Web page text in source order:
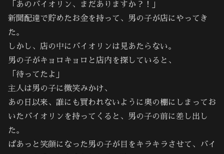
「あのバイオリン、まだありますか？！」
新聞配達で貯めたお金を持って、男の子が店にやってき
た。
しかし、店の中にバイオリンは見あたらない。
男の子がキョロキョロと店内を探していると、
「待ってたよ」
主人は男の子に微笑みかけ、
あの日以来、誰にも買われないように奥の棚にしまってお
いたバイオリンを持ってくると、男の子の前に差し出し
た。
ぱあっと笑顔になった男の子が目をキラキラさせて、バイ